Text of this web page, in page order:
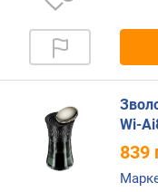
в
ы
к
д
р
о
г
Wi-
839